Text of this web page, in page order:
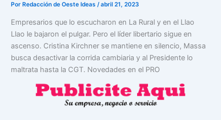
Por Redacción de Oeste Ideas/abril 21, 2023
Empresarios que lo escucharon en La Rural y en el Llao
Llao le bajaron el pulgar. Pero el líder libertario sigue en
ascenso. Cristina Kirchner se mantiene en silencio, Massa
busca desactivar la corrida cambiaria y al Presidente lo
maltrata hasta la CGT. Novedades en el PRO